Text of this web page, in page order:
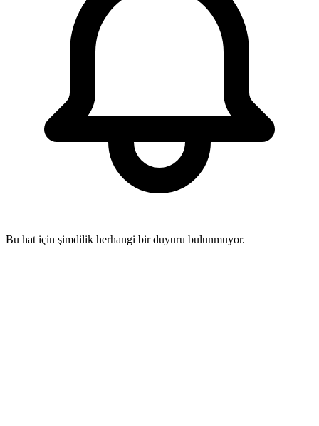
Bu hat için şimdilik herhangi bir duyuru bulunmuyor.